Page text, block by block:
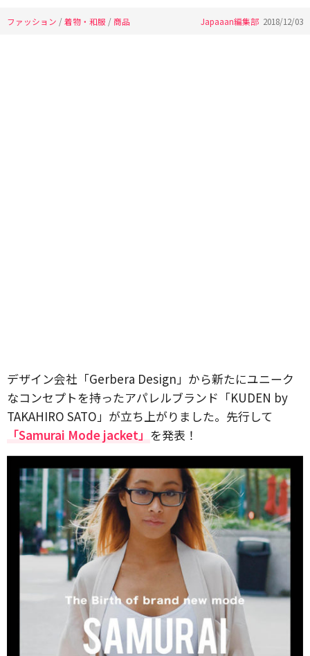
ファッション /着物・和服 /商品 Japaaan編集部 2018/12/03
デザイン会社「Gerbera Design」から新たにユニーク
なコンセプトを持ったアパレルブランド「KUDEN by
TAKAHIRO SATO」が立ち上がりました。先行して
「Samurai Mode jacket」 を発表！